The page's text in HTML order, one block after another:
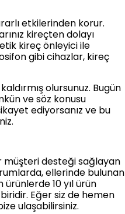
etkilerinden korur.
kireçten dolayı
kireç önleyici ile
gibi cihazlar, kireç
olursunuz. Bugün
ve söz konusu
ediyorsanız ve bu
müşteri desteği sağlayan
ellerinde bulunan
10 yıl ürün
Eğer siz de hemen
ulaşabilirsiniz.